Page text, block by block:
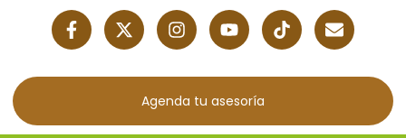
Agenda tu asesoría